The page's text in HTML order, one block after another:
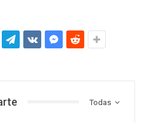
Todas